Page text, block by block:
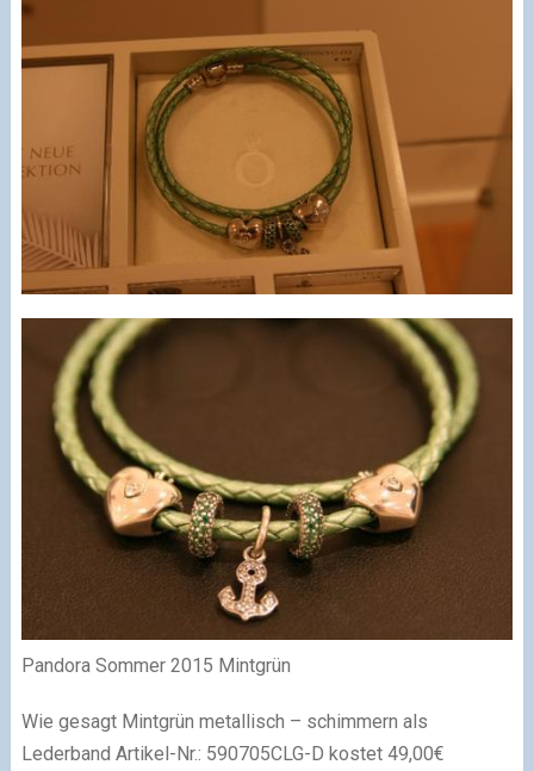
Pandora Sommer 2015 Mintgrün
Wie gesagt Mintgrün metallisch – schimmern als
Lederband Artikel-Nr.: 590705CLG-D kostet 49,00€